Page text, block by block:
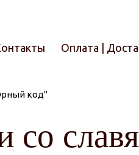
Оплата |
код"